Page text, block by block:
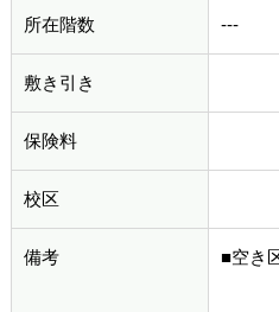
所在階数 ---
敷き引き
保険料
校区
備考 ■空